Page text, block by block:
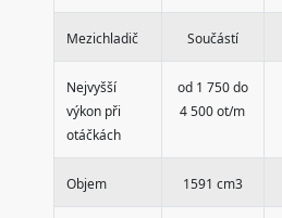
Mezichladič Součástí
Nejvyšší
výkon při
otáčkách
od 1 750 do
4 500 ot/m
Objem 1591 cm3